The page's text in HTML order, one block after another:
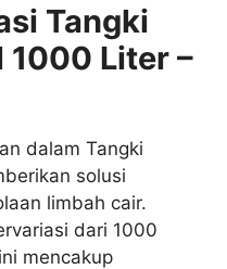
Tangki
1000 Liter –
dalam Tangki
solusi
limbah cair.
dari 1000
mencakup